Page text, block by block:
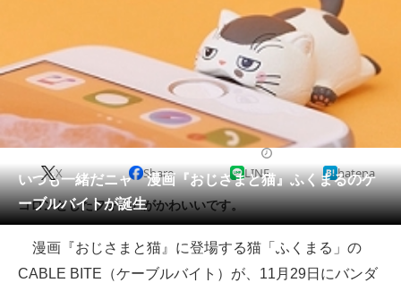
クイズ
グルメ 地域
動物 リサーチ
会員記事
メディア
注目記事を集めた総合ページ
いつも一緒だニャ 漫画『おじさまと猫』ふくまるのケ
ーブルバイトが誕生
X Share LINE hatena
コロンとしたフォルムがかわいいです。
漫画『おじさまと猫』に登場する猫「ふくまる」の
CABLE BITE（ケーブルバイト）が、11月29日にバンダ